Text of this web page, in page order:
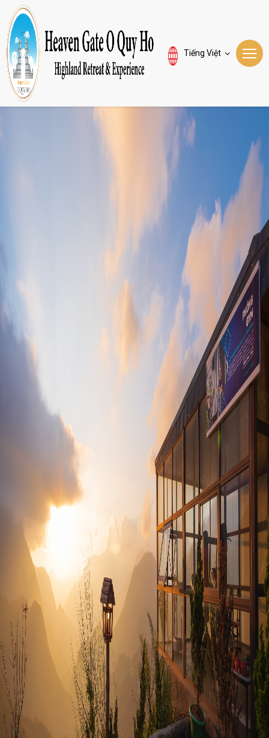
Tiếng Việt